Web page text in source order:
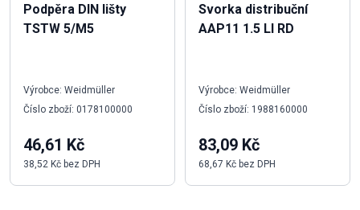
Podpěra DIN lišty
TSTW 5/M5
Výrobce: Weidmüller
Číslo zboží: 0178100000
46,61 Kč
38,52 Kč bez DPH
Svorka distribuční
AAP11 1.5 LI RD
Výrobce: Weidmüller
Číslo zboží: 1988160000
83,09 Kč
68,67 Kč bez DPH